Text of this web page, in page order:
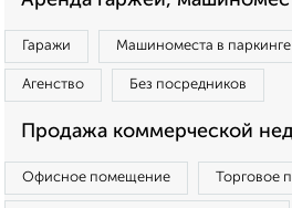
Гаражи Машиноместа в паркинге
Агенство Без посредников
Продажа коммерческой
Офисное помещение Торговое